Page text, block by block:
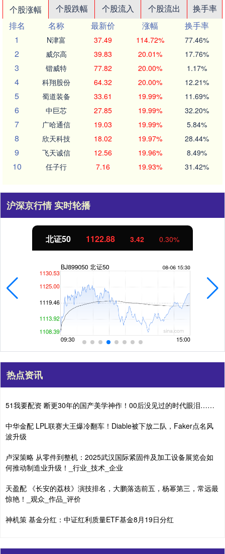
个股涨幅 个股跌幅 个股流入 个股流出
换手率
排名
名称 最新价 涨幅
换手率
1
N津富 37.49 114.72% 77.46%
2 威尔高 39.83 20.01% 17.76%
3 锴威特 77.82 20.00% 1.17%
4 科翔股份 64.32 20.00% 12.21%
5 蜀道装备 33.61 19.99% 11.69%
6 中巨芯 27.85 19.99% 32.20%
7 广哈通信 19.03 19.99% 5.84%
8 欣天科技 18.02 19.97% 28.44%
9 飞天诚信 12.56 19.96% 8.49%
10 任子行 7.16 19.93% 31.42%
沪深京行情 实时轮播
北证50 1122.88 3.42 0.30%
热点资讯
51我要配资 断更30年的国产美学神作！00后没见过的时代眼泪……
中华金配 LPL联赛大王爆冷翻车！Diable被下放二队，Faker点名风
波升级
卢深策略 从零件到整机：2025武汉国际紧固件及加工设备展览会如
何推动制造业升级！_行业_技术_企业
天盈配 《长安的荔枝》演技排名，大鹏落选前五，杨幂第三，常远最
惊艳！_观众_作品_评价
神机策 基金分红：中证红利质量ETF基金8月19日分红